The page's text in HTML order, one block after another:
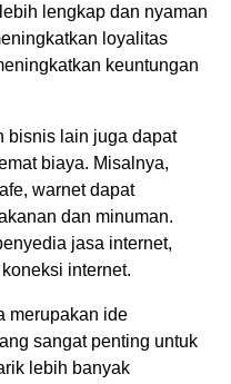
lengkap dan nyaman
loyalitas
keuntungan
bisnis lain juga dapat
biaya. Misalnya,
warnet dapat
dan minuman.
jasa internet,
internet.
merupakan ide
sangat penting untuk
lebih banyak